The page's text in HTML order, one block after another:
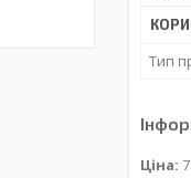
Тип
Ціна: